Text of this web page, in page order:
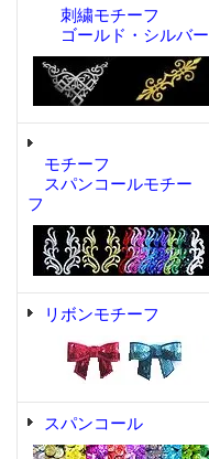
刺繍モチーフ
ゴールド・シルバー
モチーフ
スパンコールモチー
フ
リボンモチーフ
スパンコール